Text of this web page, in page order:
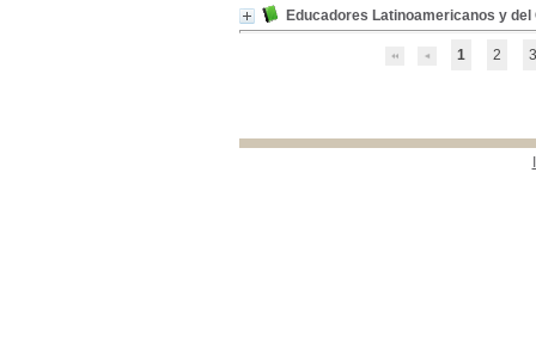
Educadores Latinoamericanos y del
1 2 3
Venezuela -Política y gobierno -1810-1830